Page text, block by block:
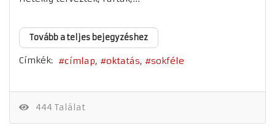
Tovább a teljes bejegyzéshez
Címkék: címlap oktatás sokféle
444 Találat